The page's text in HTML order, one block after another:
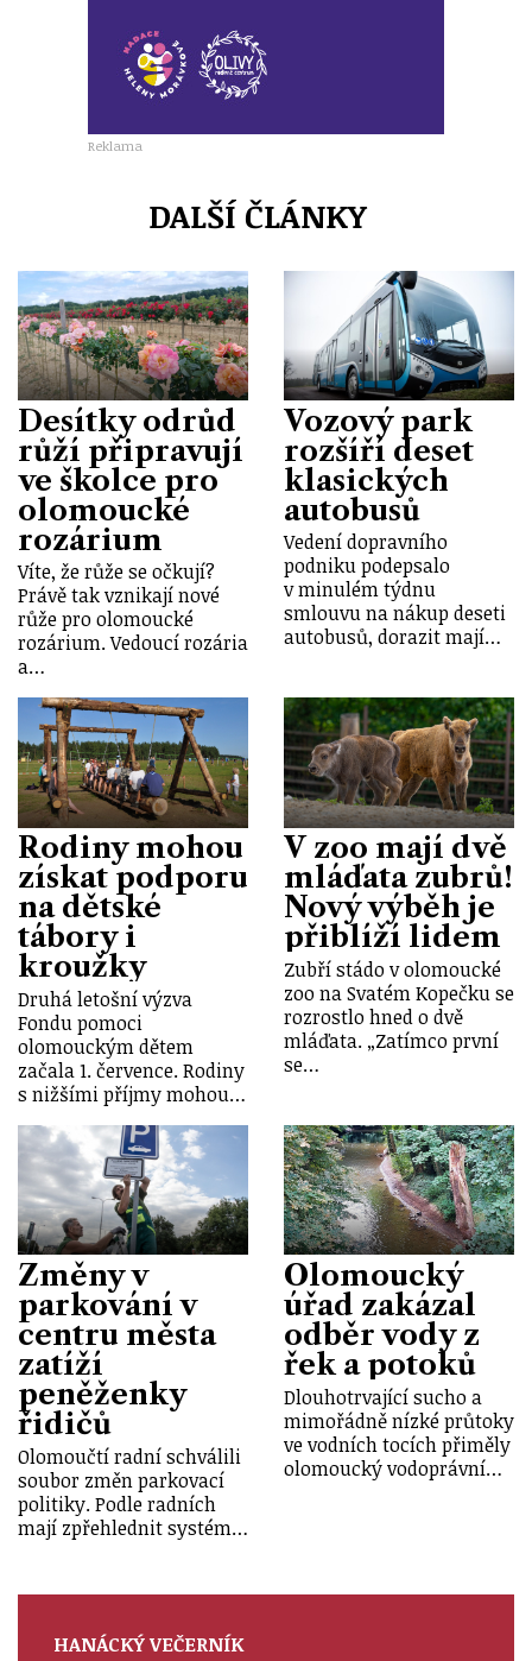
Reklama
DALŠÍ ČLÁNKY
Desítky odrůd
růží připravují
ve školce pro
olomoucké
rozárium
Víte, že růže se očkují?
Právě tak vznikají nové
růže pro olomoucké
rozárium. Vedoucí rozária
a…
Vozový park
rozšíří deset
klasických
autobusů
Vedení dopravního
podniku podepsalo
v minulém týdnu
smlouvu na nákup deseti
autobusů, dorazit mají…
Rodiny mohou
získat podporu
na dětské
tábory i
kroužky
Druhá letošní výzva
Fondu pomoci
olomouckým dětem
začala 1. července. Rodiny
s nižšími příjmy mohou…
V zoo mají dvě
mláďata zubrů!
Nový výběh je
přiblíží lidem
Zubří stádo v olomoucké
zoo na Svatém Kopečku se
rozrostlo hned o dvě
mláďata. „Zatímco první
se…
Změny v
parkování v
centru města
zatíží
peněženky
řidičů
Olomoučtí radní schválili
soubor změn parkovací
politiky. Podle radních
mají zpřehlednit systém…
Olomoucký
úřad zakázal
odběr vody z
řek a potoků
Dlouhotrvající sucho a
mimořádně nízké průtoky
ve vodních tocích přiměly
olomoucký vodoprávní…
HANÁCKÝ VEČERNÍK